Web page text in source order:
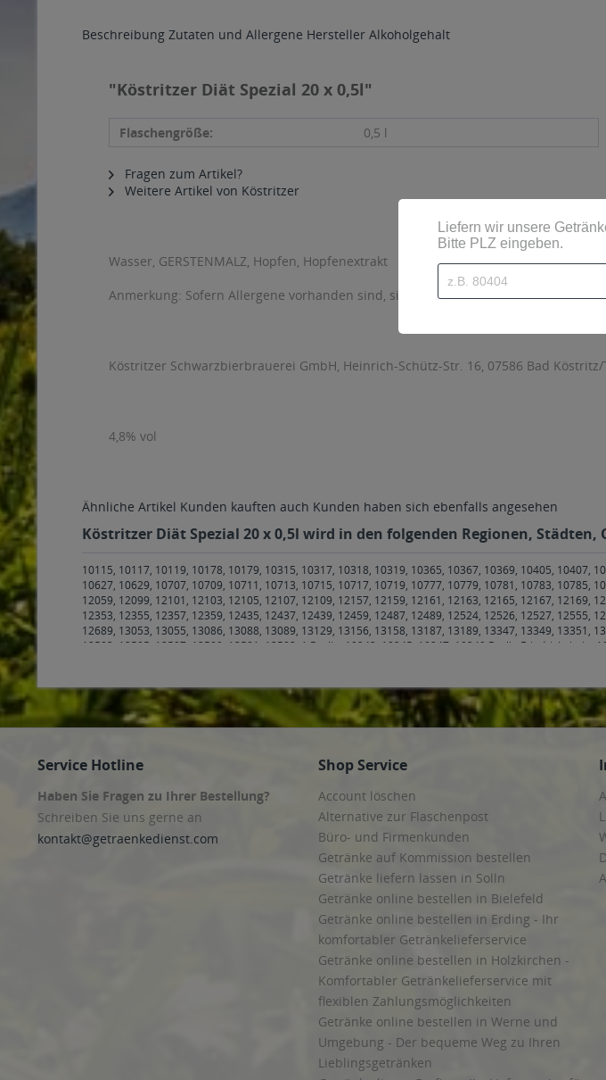
Beschreibung Zutaten und Allergene Hersteller Alkoholgehalt
"Köstritzer Diät Spezial 20 x 0,5l"
Flaschengröße: 0,5 l
Fragen zum Artikel?
Weitere Artikel von Köstritzer
Wasser, GERSTENMALZ, Hopfen, Hopfenextrakt
Anmerkung: Sofern Allergene vorhanden sind, sind diese mittels Großbuchstaben
Köstritzer Schwarzbierbrauerei GmbH, Heinrich-Schütz-Str. 16, 07586 Bad
4,8% vol
Ähnliche Artikel Kunden kauften auch Kunden haben sich ebenfalls angesehen
Köstritzer Diät Spezial 20 x 0,5l wird in den folgenden Regionen,
10115, 10117, 10119, 10178, 10179, 10315, 10317, 10318, 10319, 10365, 10367, 10369, 10405, 10407,
10627, 10629, 10707, 10709, 10711, 10713, 10715, 10717, 10719, 10777, 10779, 10781, 10783, 10785,
12059, 12099, 12101, 12103, 12105, 12107, 12109, 12157, 12159, 12161, 12163, 12165, 12167, 12169,
12353, 12355, 12357, 12359, 12435, 12437, 12439, 12459, 12487, 12489, 12524, 12526, 12527, 12555,
12689, 13053, 13055, 13086, 13088, 13089, 13129, 13156, 13158, 13187, 13189, 13347, 13349, 13351,
13503, 13505, 13507, 13509, 13581, 13583, 1 Berlin
10243, 10245, 10247, 10249 Berlin Friedrichshain
Wülfershausen, Wachsenburggemeinde, Wipfratal, Witzleben,99334 Elleben, Elxleben, Ichtershausen,
Isseroda, Niederzimmern, Nohra, Ottstedt am Berge, Utzberg,99441 Döbritschen, Frankendorf,
Mechelroda, Mellingen, Umpferstedt,99867 Gotha,99869 Ballstädt, Brüheim, Bufleben, Ebenheim,
Service Hotline
Haben Sie Fragen zu Ihrer Bestellung?
Schreiben Sie uns gerne an
kontakt@getraenkedienst.com
Shop Service
Account löschen
Alternative zur Flaschenpost
Büro- und Firmenkunden
Getränke auf Kommission bestellen
Getränke liefern lassen in Solln
Getränke online bestellen in Bielefeld
Getränke online bestellen in Erding - Ihr
komfortabler Getränkelieferservice
Getränke online bestellen in Holzkirchen -
Komfortabler Getränkelieferservice mit
flexiblen Zahlungsmöglichkeiten
Getränke online bestellen in Werne und
Umgebung - Der bequeme Weg zu Ihren
Lieblingsgetränken